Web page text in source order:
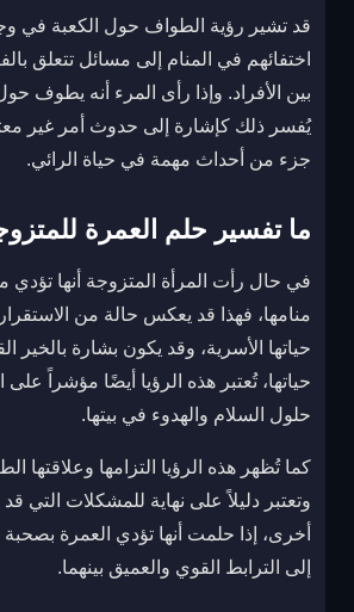
قد تشير رؤية الطواف حول الكعبة في
اختفائهم في المنام إلى مسائل تتعلق
بين الأفراد. وإذا رأى المرء أنه يطوف
يُفسر ذلك كإشارة إلى حدوث أمر غير
جزء من أحداث مهمة في حياة الرائي.
ما تفسير حلم العمرة
في حال رأت المرأة المتزوجة أنها
منامها، فهذا قد يعكس حالة من
حياتها الأسرية، وقد يكون بشارة بالخير
حياتها، تُعتبر هذه الرؤيا أيضًا مؤشراً
حلول السلام والهدوء في بيتها.
كما تُظهر هذه الرؤيا التزامها وعلاقتها
وتعتبر دليلاً على نهاية للمشكلات التي
أخرى، إذا حلمت أنها تؤدي العمرة بصحبة
إلى الترابط القوي والعميق بينهما.